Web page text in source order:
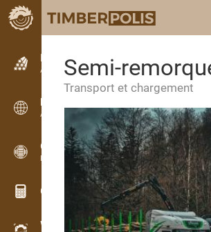
Petites annonces
Annonces texte
Petites annonces
Annonces internationales
OPTI-TIMB
Plans de débit
Calculateurs pour le bois
WoodProfi
Semi-
Transport et chargement